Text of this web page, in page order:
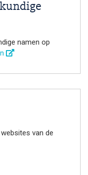
namen op
van de